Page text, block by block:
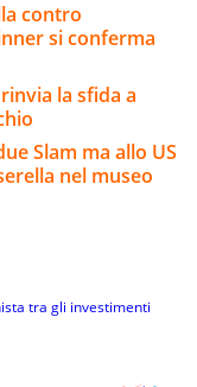
contro
si conferma
la sfida a
Slam ma allo US
nel museo
tra gli investimenti